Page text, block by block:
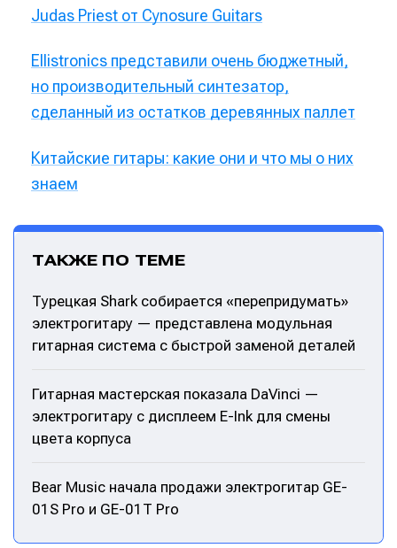
Judas Priest от Cynosure Guitars
Ellistronics представили очень бюджетный,
но производительный синтезатор,
сделанный из остатков деревянных паллет
Китайские гитары: какие они и что мы о них
знаем
ТАКЖЕ ПО ТЕМЕ
Турецкая Shark собирается «перепридумать»
электрогитару — представлена модульная
гитарная система с быстрой заменой деталей
Гитарная мастерская показала DaVinci —
электрогитару с дисплеем E-Ink для смены
цвета корпуса
Bear Music начала продажи электрогитар GE-
01S Pro и GE-01T Pro